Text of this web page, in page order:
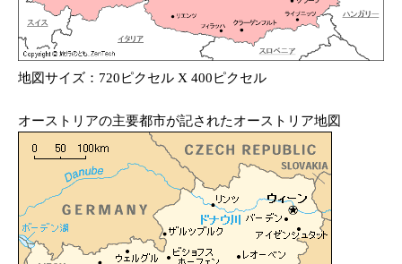
地図サイズ：720ピクセル X 400ピクセル
オーストリアの主要都市が記されたオーストリア地図